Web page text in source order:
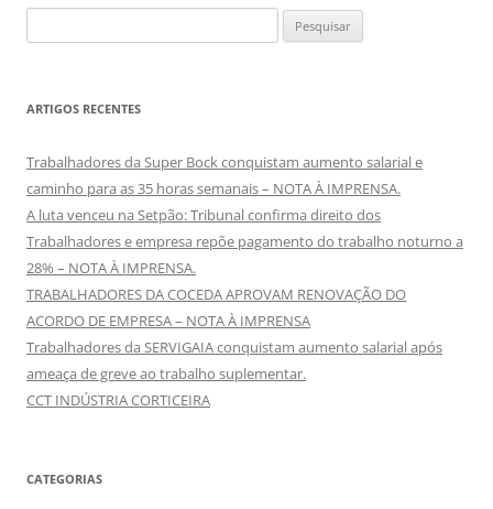
por:
ARTIGOS RECENTES
Trabalhadores da Super Bock conquistam aumento salarial e
caminho para as 35 horas semanais – NOTA À IMPRENSA.
A luta venceu na Setpão: Tribunal confirma direito dos
Trabalhadores e empresa repõe pagamento do trabalho noturno a
28% – NOTA À IMPRENSA.
TRABALHADORES DA COCEDA APROVAM RENOVAÇÃO DO
ACORDO DE EMPRESA – NOTA À IMPRENSA
Trabalhadores da SERVIGAIA conquistam aumento salarial após
ameaça de greve ao trabalho suplementar.
CCT INDÚSTRIA CORTICEIRA
CATEGORIAS